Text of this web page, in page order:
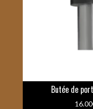
Butée de
16.00